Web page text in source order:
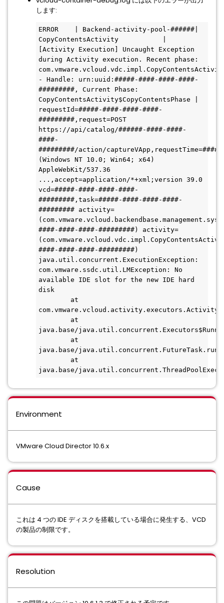
します:
ERROR    | Backend-activity-pool-######|
CopyContentsActivity           |
[Activity Execution] Uncaught Exception
during Activity execution. Recent phase:
- Handle: urn:uuid:#####-####-####-####-
#########, Current Phase:
CopyContentsActivity$CopyContentsPhase |
requestId=#####-####-####-####-
#########,request=POST
https://api/catalog/######-####-####-
####-
#########/action/
(Windows NT 10.0; Win64; x64)
AppleWebKit/537.36
...,accept=application/*+xml;version 39.0
vcd=#####-####-####-####-
#########,task=#####-####-####-####-
######### activity=
####-####-####-#########) activity=
####-####-####-#########)
java.util.concurrent.ExecutionException:
com.vmware.ssdc.util.LMException: No
available IDE slot for the new IDE hard
disk
java.base/
java.base/
at
java.base/
Environment
VMware Cloud Director 10.6.x
Cause
これは 4 つの IDE ディスクを搭載している場合に発生する、VCD
の製品の制限です。
Resolution